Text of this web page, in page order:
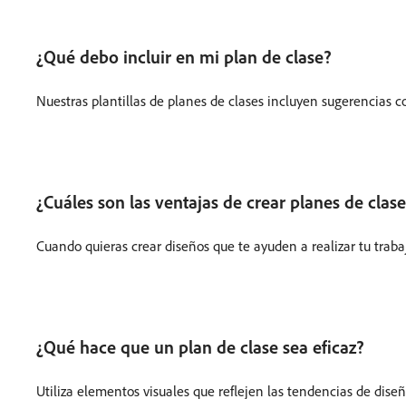
¿Qué debo incluir en mi plan de clase?
Nuestras plantillas de planes de clases incluyen sugerencias
¿Cuáles son las ventajas de crear planes de
Cuando quieras crear diseños que te ayuden a realizar tu
¿Qué hace que un plan de clase sea eficaz?
Utiliza elementos visuales que reflejen las tendencias de